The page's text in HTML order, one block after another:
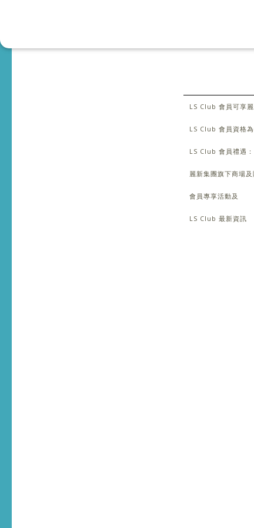
LS Club 會員可享
LS Club 會員資格
LS Club 會員禮遇：
麗新集團旗下商場及
會員專享活動及
LS Club 最新資訊